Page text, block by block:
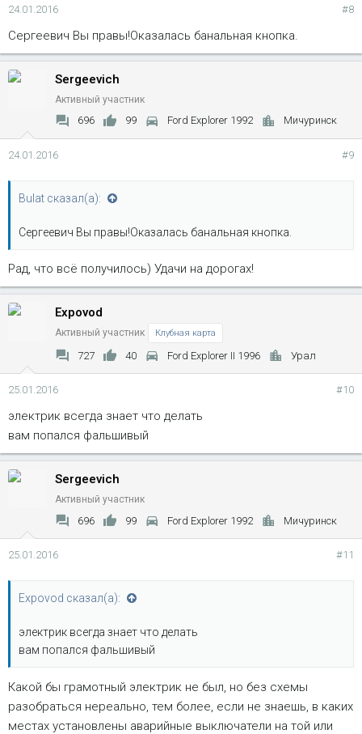
24.01.2016 #8
Сергеевич Вы правы!Оказалась банальная кнопка.
Sergeevich
Активный участник
696 99 Ford Explorer 1992 Мичуринск
24.01.2016 #9
Bulat сказал(а):
Сергеевич Вы правы!Оказалась банальная кнопка.
Рад, что всё получилось) Удачи на дорогах!
Expovod
Активный участник Клубная карта
727 40 Ford Explorer II 1996 Урал
25.01.2016 #10
электрик всегда знает что делать
вам попался фальшивый
Sergeevich
Активный участник
696 99 Ford Explorer 1992 Мичуринск
25.01.2016 #11
Expovod сказал(а):
электрик всегда знает что делать
вам попался фальшивый
Какой бы грамотный электрик не был, но без схемы
разобраться нереально, тем более, если не знаешь, в каких
местах установлены аварийные выключатели на той или